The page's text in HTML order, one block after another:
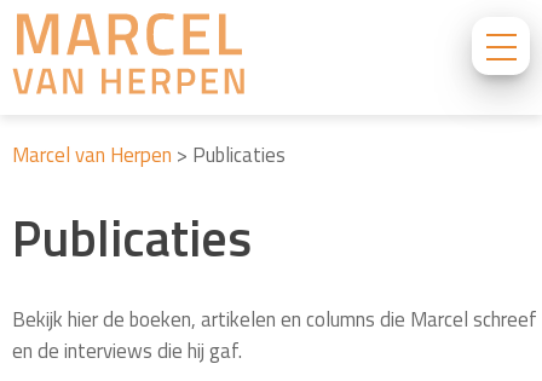
Marcel van Herpen > Publicaties
Publicaties
Bekijk hier de boeken, artikelen en columns die Marcel schreef
en de interviews die hij gaf.